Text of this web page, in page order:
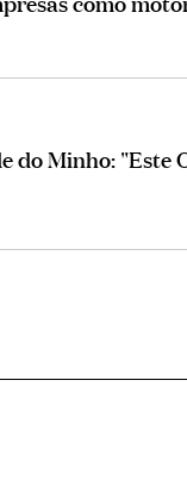
do Minho: "Este